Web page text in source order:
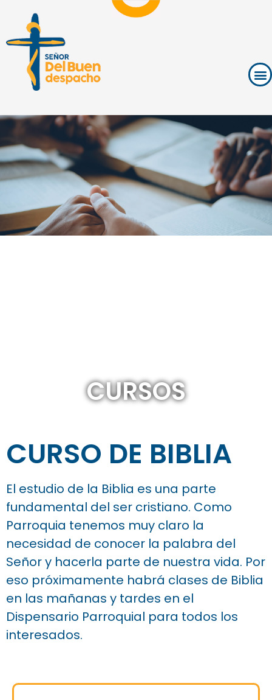
CURSOS
CURSO DE BIBLIA
El estudio de la Biblia es una parte
fundamental del ser cristiano. Como
Parroquia tenemos muy claro la
necesidad de conocer la palabra del
Señor y hacerla parte de nuestra vida. Por
eso próximamente habrá clases de Biblia
en las mañanas y tardes en el
Dispensario Parroquial para todos los
interesados.